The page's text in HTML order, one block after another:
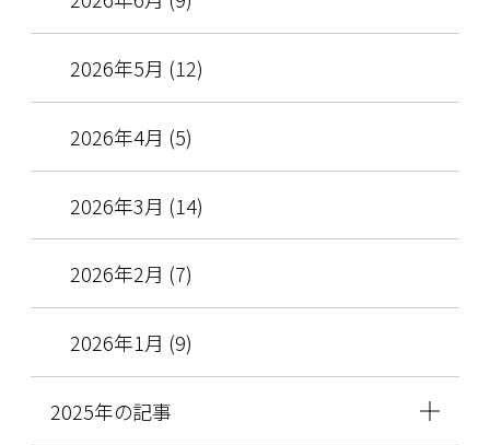
2026年5月 (12)
2026年4月 (5)
2026年3月 (14)
2026年2月 (7)
2026年1月 (9)
2025年の記事